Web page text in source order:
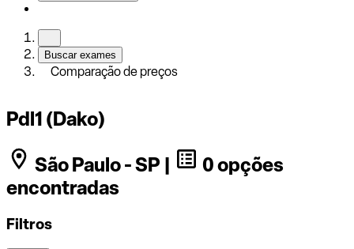
Buscar exames
Comparação de preços
Pdl1 (Dako)
São Paulo - SP |
0 opções
encontradas
Filtros